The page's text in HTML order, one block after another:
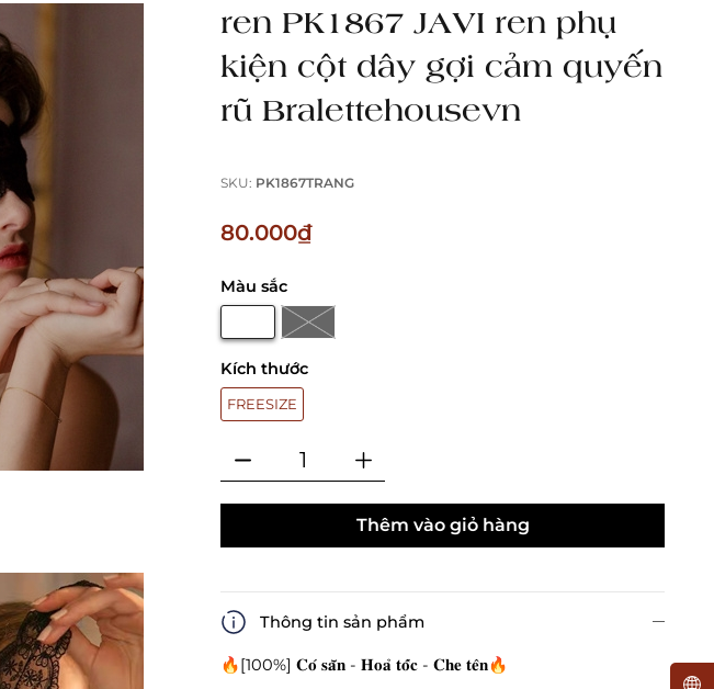
ren PK1867 JAVI ren phụ
kiện cột dây gợi cảm quyến
rũ Bralettehousevn
SKU: PK1867TRANG
80.000₫
Màu sắc
Kích thước
FREESIZE
Thêm vào giỏ hàng
Thông tin sản phẩm
🔥[100%] 𝐂𝐨́ 𝐬𝐚̆̃𝐧 - 𝐇𝐨𝐚̉ 𝐭𝐨̂́𝐜 - 𝐂𝐡𝐞 𝐭𝐞̂𝐧🔥